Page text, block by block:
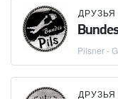
ДРУЗЬЯ
Pilsner -
ДРУЗЬЯ